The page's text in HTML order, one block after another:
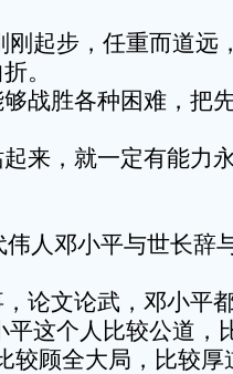
刚起步，任重而道远
。
战胜各种困难，把
来，就一定有能力
伟人邓小平与世长辞
论文论武，邓小平
平这个人比较公道，
顾全大局，比较厚